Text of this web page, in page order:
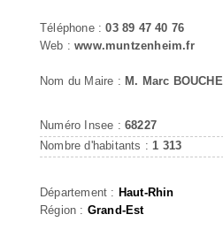
Téléphone :03 89 47 40 76
Web :www.muntzenheim.fr
Nom du Maire : M. Marc BOUCHE
Numéro Insee : 68227
Nombre d'habitants : 1 313
Département : Haut-Rhin
Région : Grand-Est